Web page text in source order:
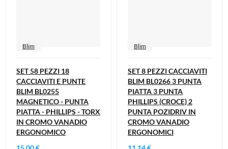
Blim
SET 58 PEZZI 18
CACCIAVITI E PUNTE
BLIM BL0255
MAGNETICO - PUNTA
PIATTA - PHILLIPS - TORX
IN CROMO VANADIO
ERGONOMICO
Blim
SET 8 PEZZI CACCIAVITI
BLIM BL0266 3 PUNTA
PIATTA 3 PUNTA
PHILLIPS (CROCE) 2
PUNTA POZIDRIV IN
CROMO VANADIO
ERGONOMICI